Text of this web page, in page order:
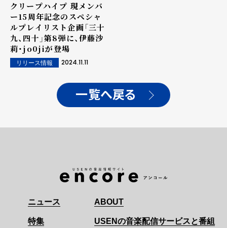
クリープハイプ 現メンバ
ー15周年記念のスペシャ
ルプレイリスト企画「三十
九、四十」第8弾に、伊藤沙
莉・jo0jiが登場
リリース情報 2024.11.11
一覧へ戻る
ニュース
特集
ABOUT
USENの音楽配信サービスと番組